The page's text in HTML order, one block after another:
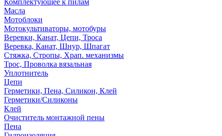
Комплектующее к пилам
Масла
Мотоблоки
Мотокультиваторы, мотобуры
Веревки, Канат, Цепи, Троса
Веревка, Канат, Шнур, Шпагат
Стяжка, Стропы, Храп. механизмы
Трос, Проволка вязальная
Уплотнитель
Цепи
Герметики, Пена, Силикон, Клей
Герметики/Силиконы
Клей
Очиститель монтажной пены
Пена